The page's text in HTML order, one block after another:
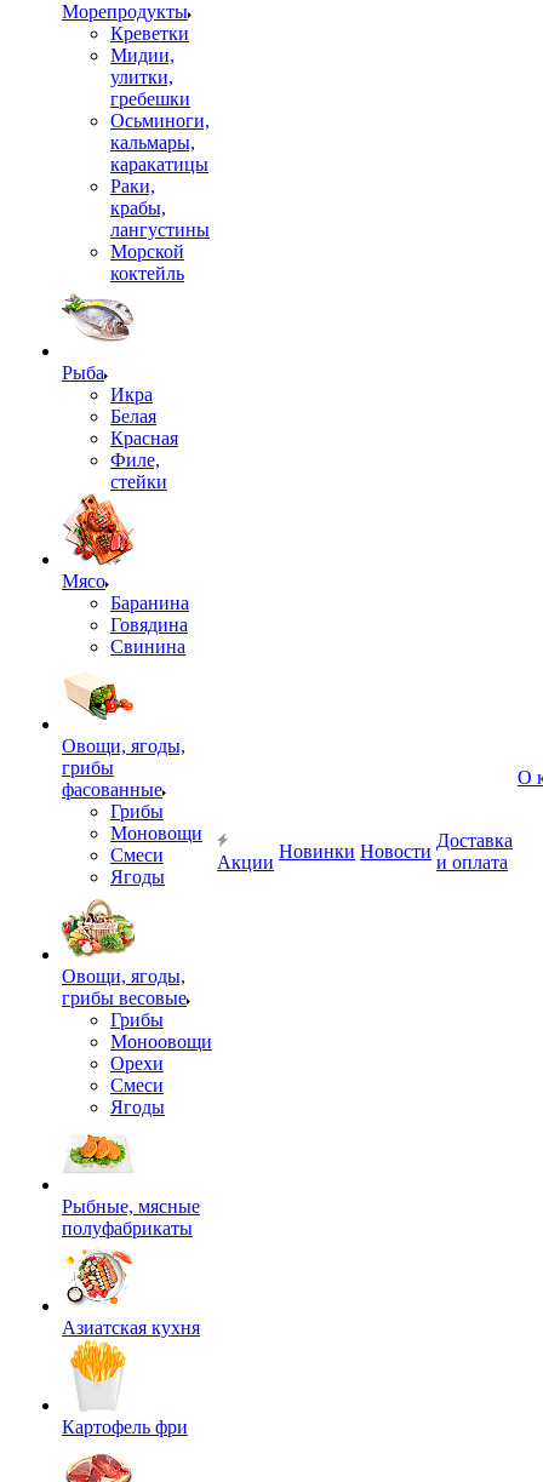
Морепродукты
Креветки
Мидии,
улитки,
гребешки
Осьминоги,
кальмары,
каракатицы
Раки,
крабы,
лангустины
Морской
коктейль
Рыба
Икра
Белая
Красная
Филе,
стейки
Мясо
Баранина
Говядина
Свинина
Овощи, ягоды,
грибы
фасованные
Грибы
Моновощи
Смеси
Ягоды
Овощи, ягоды,
грибы весовые
Грибы
Моноовощи
Орехи
Смеси
Ягоды
Рыбные, мясные
полуфабрикаты
Азиатская кухня
Картофель фри
Акции
Новинки Новости
Доставка
и оплата
О